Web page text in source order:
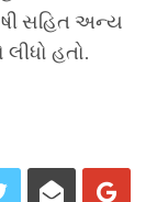
સહિત અન્ય
હતો.